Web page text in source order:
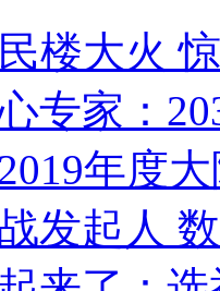
楼大火
专家：
年度
发起人